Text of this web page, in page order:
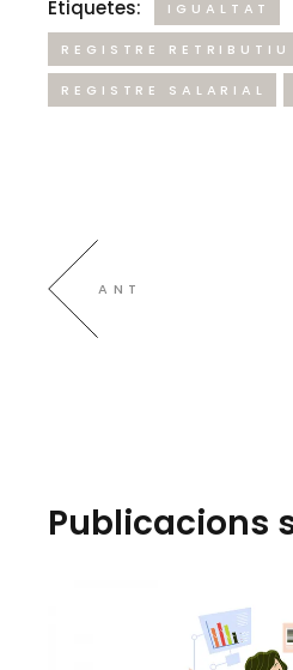
Etiquetes: IGUALTAT
REGISTRE RETRIBUTIU
REGISTRE SALARIAL
ANT
Publicacions